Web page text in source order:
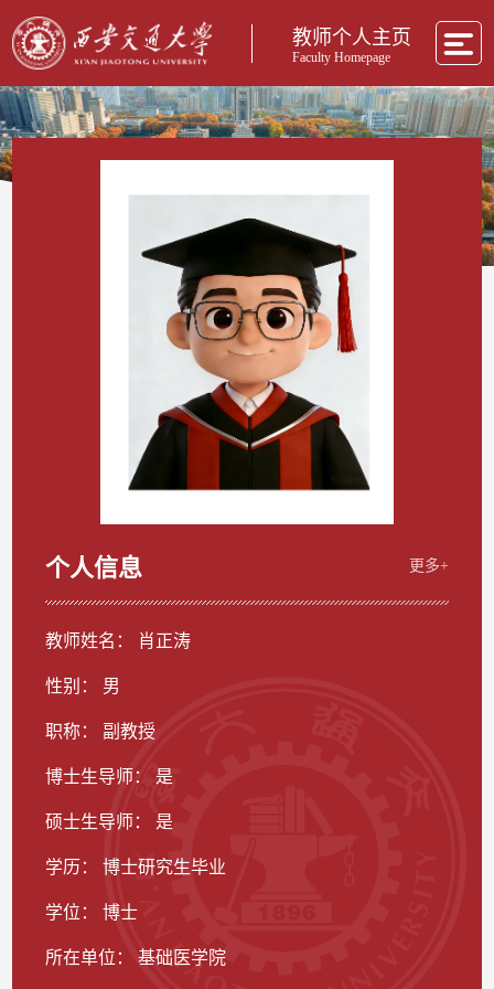
教师个人主页
Faculty Homepage
个人信息 更多+
教师姓名： 肖正涛
性别： 男
职称： 副教授
博士生导师： 是
硕士生导师： 是
学历： 博士研究生毕业
学位： 博士
所在单位： 基础医学院